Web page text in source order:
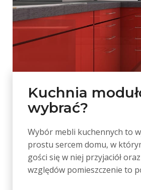
Kuchnia
wybrać?
Wybór mebli kuchennych to
prostu sercem domu, w
gości się w niej przyjaciół
względów pomieszczenie to